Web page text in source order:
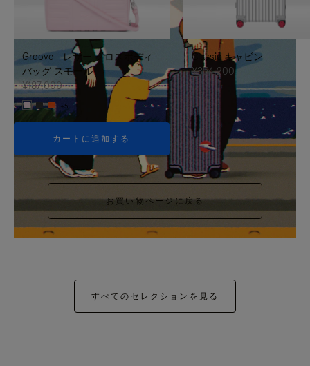
IT
UNMUTE
IT
Groove - レザー クロスボディ
バッグ スモール
¥187,000
+5
カートに追加する
Classic キャビン
¥354,200
お買い物ページに戻る
すべてのセレクションを見る